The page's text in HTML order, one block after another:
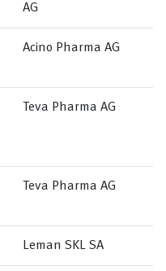
AG
Acino Pharma AG
Teva Pharma AG
Teva Pharma AG
Leman SKL SA